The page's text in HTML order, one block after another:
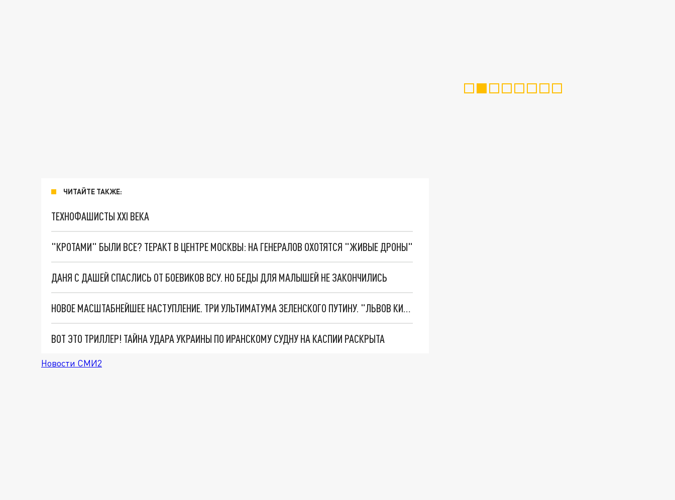
ЧИТАЙТЕ ТАКЖЕ:
ТЕХНОФАШИСТЫ XXI ВЕКА
"КРОТАМИ" БЫЛИ ВСЕ? ТЕРАКТ В ЦЕНТРЕ МОСКВЫ: НА ГЕНЕРАЛОВ ОХОТЯТСЯ "ЖИВЫЕ ДРОНЫ"
ДАНЯ С ДАШЕЙ СПАСЛИСЬ ОТ БОЕВИКОВ ВСУ. НО БЕДЫ ДЛЯ МАЛЫШЕЙ НЕ ЗАКОНЧИЛИСЬ
НОВОЕ МАСШТАБНЕЙШЕЕ НАСТУПЛЕНИЕ. ТРИ УЛЬТИМАТУМА ЗЕЛЕНСКОГО ПУТИНУ. "ЛЬВОВ КИМА" ПОСТАВЯТ НА ПВО? ГЛОБАЛЬНЫЙ ПРОРЫВ ПОД ЗАПОРОЖЬЕМ
ВОТ ЭТО ТРИЛЛЕР! ТАЙНА УДАРА УКРАИНЫ ПО ИРАНСКОМУ СУДНУ НА КАСПИИ РАСКРЫТА
Новости СМИ2